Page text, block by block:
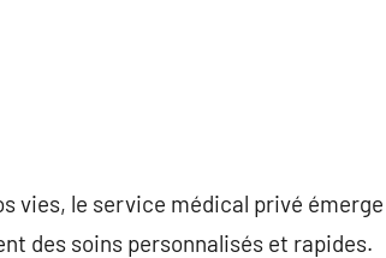
vies, le service médical privé émerge
des soins personnalisés et rapides.